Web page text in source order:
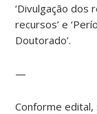
‘Divulgação
recursos’ e
Doutorado’.
—
Conforme edital,